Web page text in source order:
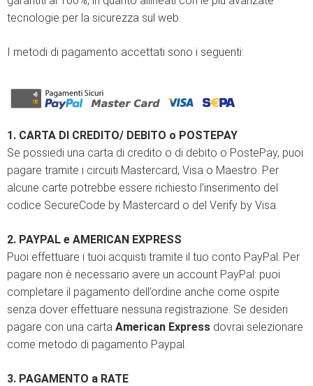
tecnologie per la sicurezza sul web.
I metodi di pagamento accettati sono i seguenti:
1. CARTA DI CREDITO/ DEBITO o POSTEPAY
Se possiedi una carta di credito o di debito o PostePay, puoi
pagare tramite i circuiti Mastercard, Visa o Maestro. Per
alcune carte potrebbe essere richiesto l’inserimento del
codice SecureCode by Mastercard o del Verify by Visa.
2. PAYPAL e AMERICAN EXPRESS
Puoi effettuare i tuoi acquisti tramite il tuo conto PayPal. Per
pagare non è necessario avere un account PayPal: puoi
completare il pagamento dell’ordine anche come ospite
senza dover effettuare nessuna registrazione. Se desideri
pagare con una carta American Express dovrai selezionare
come metodo di pagamento Paypal.
3. PAGAMENTO a RATE